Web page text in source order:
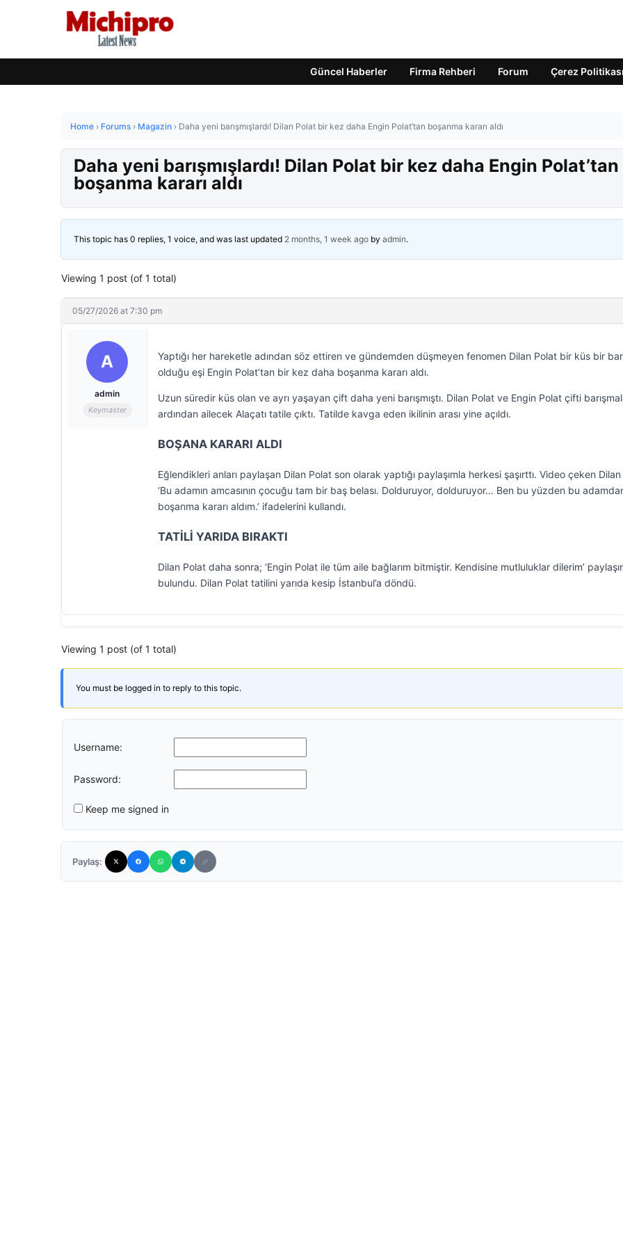
Güncel Haberler Firma Rehberi Forum Çerez Politikası
Home › Forums › Magazin › Daha yeni barışmışlardı! Dilan Polat bir kez daha Engin Polat’tan boşanma kararı aldı
Daha yeni barışmışlardı! Dilan Polat bir kez daha Engin Polat’tan
boşanma kararı aldı
This topic has 0 replies, 1 voice, and was last updated 2 months, 1 week ago by admin.
Viewing 1 post (of 1 total)
05/27/2026 at 7:30 pm
A
admin
Keymaster
Yaptığı her hareketle adından söz ettiren ve gündemden düşmeyen fenomen Dilan Polat bir küs bir
olduğu eşi Engin Polat’tan bir kez daha boşanma kararı aldı.
Uzun süredir küs olan ve ayrı yaşayan çift daha yeni barışmıştı. Dilan Polat ve Engin Polat çifti
ardından ailecek Alaçatı tatile çıktı. Tatilde kavga eden ikilinin arası yine açıldı.
BOŞANA KARARI ALDI
Eğlendikleri anları paylaşan Dilan Polat son olarak yaptığı paylaşımla herkesi şaşırttı. Video çeken
‘Bu adamın amcasının çocuğu tam bir baş belası. Dolduruyor, dolduruyor… Ben bu yüzden bu
boşanma kararı aldım.’ ifadelerini kullandı.
TATİLİ YARIDA BIRAKTI
Dilan Polat daha sonra; ‘Engin Polat ile tüm aile bağlarım bitmiştir. Kendisine mutluluklar dilerim’
bulundu. Dilan Polat tatilini yarıda kesip İstanbul’a döndü.
Viewing 1 post (of 1 total)
You must be logged in to reply to this topic.
Username:
Password:
Keep me signed in
Paylaş: